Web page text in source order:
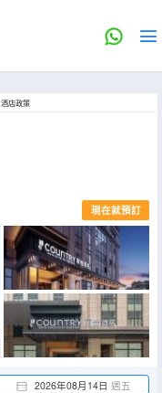
酒店政策
現在就預訂
2026年08月14日 週五